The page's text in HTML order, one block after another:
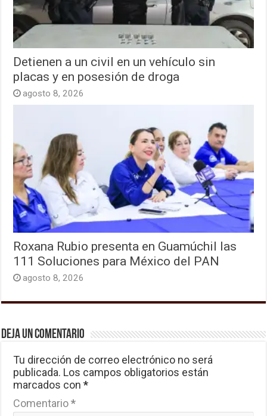
Detienen a un civil en un vehículo sin
placas y en posesión de droga
agosto 8, 2026
Roxana Rubio presenta en Guamúchil las
111 Soluciones para México del PAN
agosto 8, 2026
Deja un comentario
Tu dirección de correo electrónico no será
publicada. Los campos obligatorios están
marcados con*
Comentario*